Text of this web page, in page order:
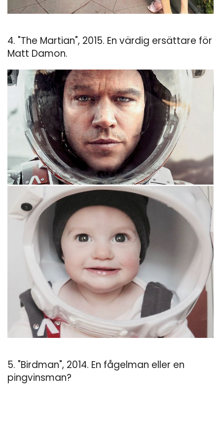
4. "The Martian", 2015. En värdig ersättare för
Matt Damon.
5. "Birdman", 2014. En fågelman eller en
pingvinsman?